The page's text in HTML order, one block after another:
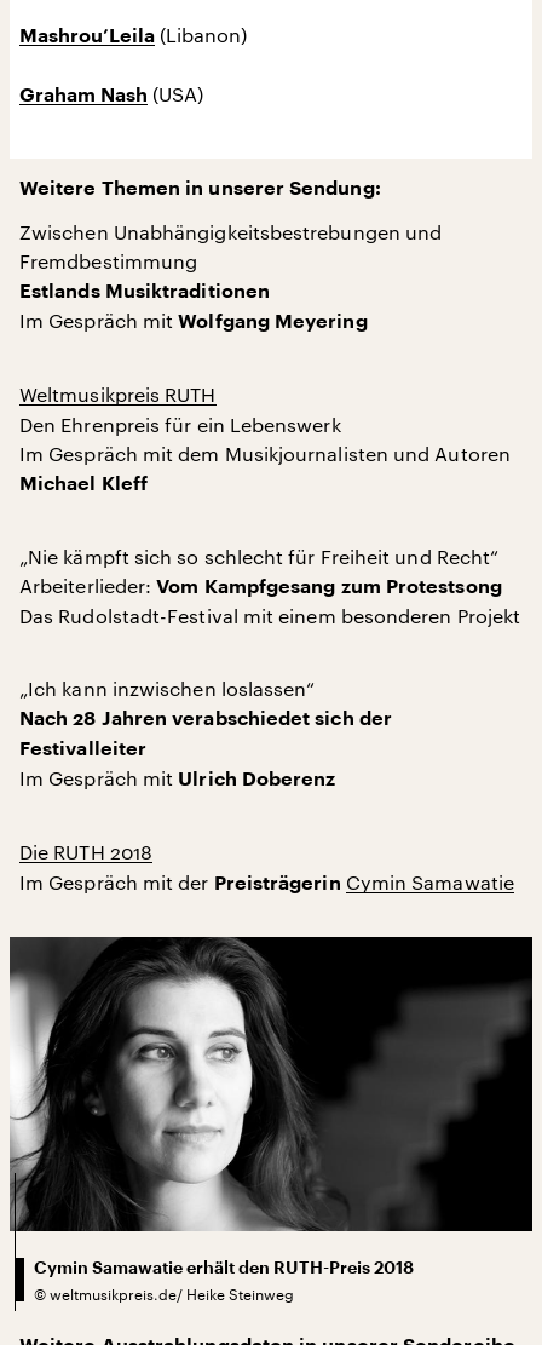
Mashrou’Leila (Libanon)
Graham Nash (USA)
Weitere Themen in unserer Sendung:
Zwischen Unabhängigkeitsbestrebungen und
Fremdbestimmung
Estlands Musiktraditionen
Im Gespräch mitWolfgang Meyering
Weltmusikpreis RUTH
Den Ehrenpreis für ein Lebenswerk
Im Gespräch mit dem Musikjournalisten und Autoren
Michael Kleff
„Nie kämpft sich so schlecht für Freiheit und Recht“
Arbeiterlieder:Vom Kampfgesang zum Protestsong
Das Rudolstadt-Festival mit einem besonderen Projekt
„Ich kann inzwischen loslassen“
Nach 28 Jahren verabschiedet sich der
Festivalleiter
Im Gespräch mit Ulrich Doberenz
Die RUTH 2018
Im Gespräch mit der Preisträgerin Cymin Samawatie
Cymin Samawatie erhält den RUTH-Preis 2018
© weltmusikpreis.de/ Heike Steinweg